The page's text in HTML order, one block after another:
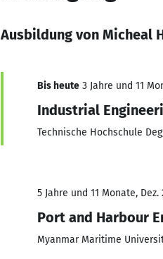
Ausbildung von Micheal
Bis heute 3 Jahre und 11
Industrial
Technische Hochschule
5 Jahre und 11 Monate, Dez.
Port and Harbour
Myanmar Maritime